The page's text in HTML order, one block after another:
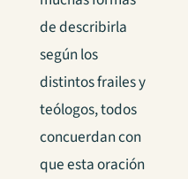
de describirla
según los
distintos frailes y
teólogos, todos
concuerdan con
que esta oración